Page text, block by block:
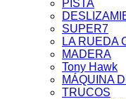
PISTA
SUPER7
LA RUEDA
MADERA
Tony Hawk
MÁQUINA
TRUCOS